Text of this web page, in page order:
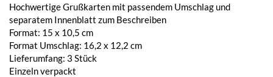
Hochwertige Grußkarten mit passendem Umschlag und
separatem Innenblatt zum Beschreiben
Format: 15 x 10,5 cm
Format Umschlag: 16,2 x 12,2 cm
Lieferumfang: 3 Stück
Einzeln verpackt